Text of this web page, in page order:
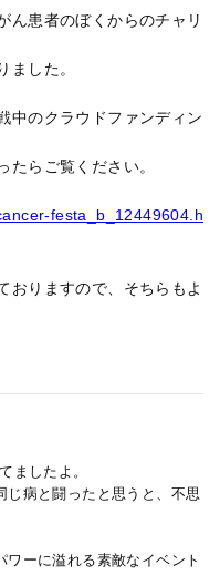
ん患者のぼくからのチャリ
ました。
中のクラウドファンディン
たらご覧ください。
festa_b_12449604.h
おりますので、そちらもよ
ましたよ。
じ病と闘ったと思うと、不思
ーに溢れる素敵なイベント